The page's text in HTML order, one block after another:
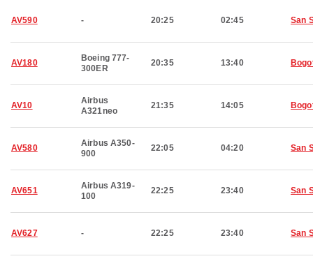
AV590 - 20:25 02:45 San
AV180
Boeing 777-
300ER
20:35 13:40
AV10
Airbus
A321neo
21:35 14:05
AV580
Airbus A350-
900
22:05 04:20 San
AV651
Airbus A319-
100
22:25 23:40 San
AV627 - 22:25 23:40 San